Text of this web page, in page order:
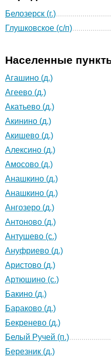
Белозерск (г.)
Глушковское (с/п)
Населенные
Агашино (д.)
Агеево (д.)
Акатьево (д.)
Акинино (д.)
Акишево (д.)
Алексино (д.)
Амосово (д.)
Анашкино (д.)
Анашкино (д.)
Ангозеро (д.)
Антоново (д.)
Антушево (с.)
Ануфриево (д.)
Аристово (д.)
Артюшино (с.)
Бакино (д.)
Бараково (д.)
Бекренево (д.)
Белый Ручей (п.)
Березник (д.)